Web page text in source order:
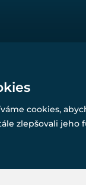
cookies,
zlepšovali jeho